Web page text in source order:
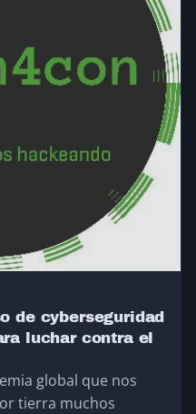
de cyberseguridad
luchar contra el
global que nos
tierra muchos